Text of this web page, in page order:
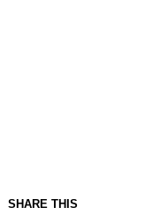
SHARE THIS